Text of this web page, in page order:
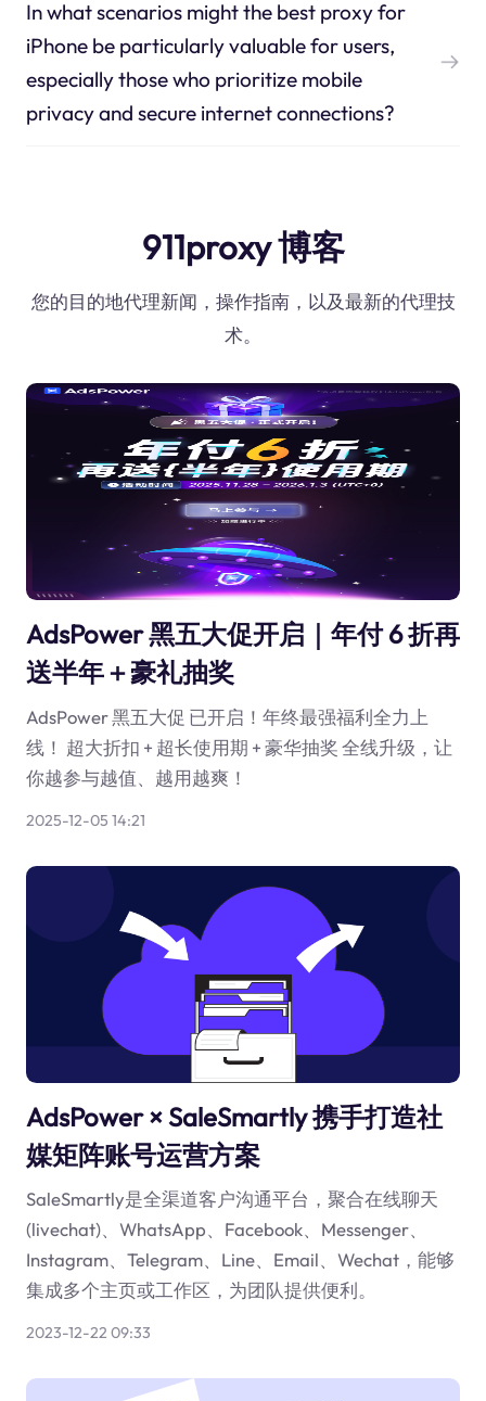
In what scenarios might the best proxy for
iPhone be particularly valuable for users,
especially those who prioritize mobile
privacy and secure internet connections?
911proxy 博客
您的目的地代理新闻，操作指南，以及最新的代理技
术。
AdsPower 黑五大促开启｜年付 6 折再
送半年＋豪礼抽奖
AdsPower 黑五大促 已开启！年终最强福利全力上
线！ 超大折扣 + 超长使用期 + 豪华抽奖 全线升级，让
你越参与越值、越用越爽！
2025-12-05 14:21
AdsPower × SaleSmartly 携手打造社
媒矩阵账号运营方案
SaleSmartly是全渠道客户沟通平台，聚合在线聊天
(livechat)、WhatsApp、Facebook、Messenger、
Instagram、Telegram、Line、Email、Wechat，能够
集成多个主页或工作区，为团队提供便利。
2023-12-22 09:33